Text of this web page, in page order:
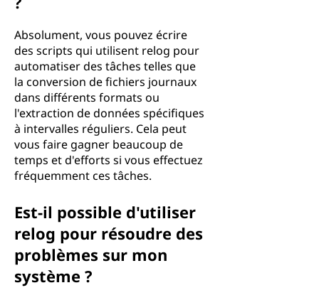
Absolument, vous pouvez écrire
des scripts qui utilisent relog pour
automatiser des tâches telles que
la conversion de fichiers journaux
dans différents formats ou
l'extraction de données spécifiques
à intervalles réguliers. Cela peut
vous faire gagner beaucoup de
temps et d'efforts si vous effectuez
fréquemment ces tâches.
Est-il possible d'utiliser
relog pour résoudre des
problèmes sur mon
système ?